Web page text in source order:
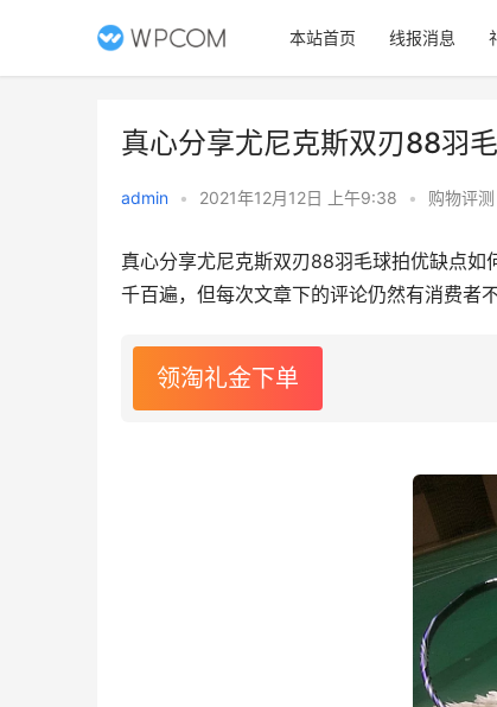
本站首页 线报消息
真心分享尤尼克斯双刃88羽
admin • 2021年12月12日 上午9:38 • 购物评测
真心分享尤尼克斯双刃88羽毛球拍优缺点
千百遍，但每次文章下的评论仍然有消费者
领淘礼金下单